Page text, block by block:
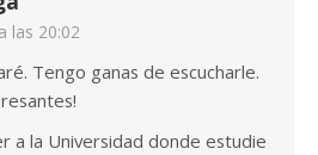
las 20:02
Tengo ganas de escucharle.
a la Universidad donde estudie